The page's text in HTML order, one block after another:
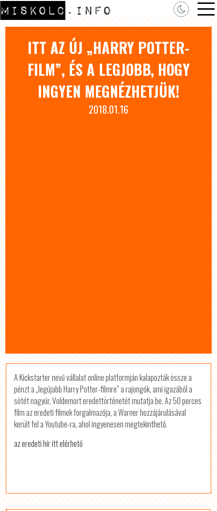
ITT AZ ÚJ „HARRY POTTER-
FILM”, ÉS A LEGJOBB, HOGY
INGYEN MEGNÉZHETJÜK!
2018.01.16
A Kickstarter nevű vállalat online platformján kalapozták össze a
pénzt a „legújabb Harry Potter-filmre” a rajongók, ami igazából a
sötét nagyúr, Voldemort eredettörténetét mutatja be. Az 50 perces
film az eredeti filmek forgalmazója, a Warner hozzájárulásával
került fel a Youtube-ra, ahol ingyenesen megtekinthető.
az eredeti hír itt elérhető